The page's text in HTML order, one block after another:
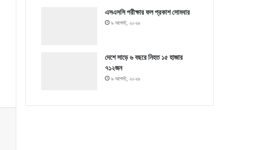
এসএসসি পরীক্ষার ফল প্রকাশ সোমবার
৯ আগস্ট, ২০২৬
দেশে সাড়ে ৬ বছরে নিহত ১৫ হাজার
৭১২জন
৯ আগস্ট, ২০২৬